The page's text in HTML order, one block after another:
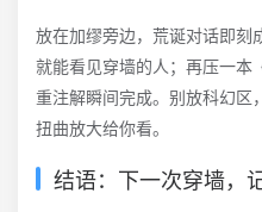
放在加缪旁边，荒诞对话即刻
就能看见穿墙的人；再压一本
重注解瞬间完成。别放科幻区
扭曲放大给你看。
结语：下一次穿墙，